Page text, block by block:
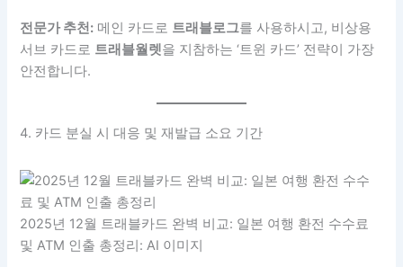
전문가 추천: 메인 카드로 트래블로그를 사용하시고, 비상용
서브 카드로 트래블월렛을 지참하는 ‘트윈 카드’ 전략이 가장
안전합니다.
4. 카드 분실 시 대응 및 재발급 소요 기간
2025년 12월 트래블카드 완벽 비교: 일본 여행 환전 수수료
및 ATM 인출 총정리: AI 이미지